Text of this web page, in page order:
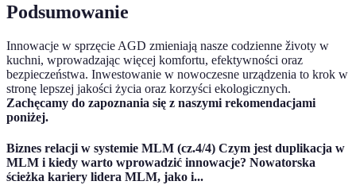
Podsumowanie
Innowacje w sprzęcie AGD zmieniają nasze codzienne životy w
kuchni, wprowadzając więcej komfortu, efektywności oraz
bezpieczeństwa. Inwestowanie w nowoczesne urządzenia to krok w
stronę lepszej jakości życia oraz korzyści ekologicznych.
Zachęcamy do zapoznania się z naszymi rekomendacjami
poniżej.
Biznes relacji w systemie MLM (cz.4/4) Czym jest duplikacja w
MLM i kiedy warto wprowadzić innowacje? Nowatorska
ścieżka kariery lidera MLM, jako i...